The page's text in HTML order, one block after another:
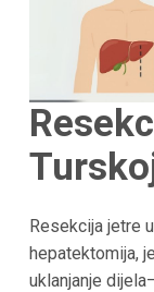
Resekcija jetre
hepatektomija,
uklanjanje